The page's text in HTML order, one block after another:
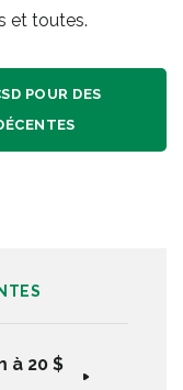
à 20 $
et toutes.
POUR DES